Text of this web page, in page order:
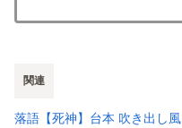
関連
落語【死神】台本 吹き出し風